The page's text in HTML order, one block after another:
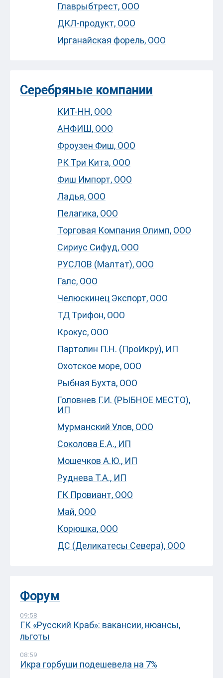
Главрыбтрест, ООО
ДКЛ-продукт, ООО
Ирганайская форель, ООО
Серебряные компании
КИТ-НН, ООО
АНФИШ, ООО
Фроузен Фиш, ООО
РК Три Кита, ООО
Фиш Импорт, ООО
Ладья, ООО
Пелагика, ООО
Торговая Компания Олимп, ООО
Сириус Сифуд, ООО
РУСЛОВ (Малтат), ООО
Галс, ООО
Челюскинец Экспорт, ООО
ТД Трифон, ООО
Крокус, ООО
Партолин П.Н. (ПроИкру), ИП
Охотское море, ООО
Рыбная Бухта, ООО
Головнев Г.И. (РЫБНОЕ МЕСТО),
ИП
Мурманский Улов, ООО
Соколова Е.А., ИП
Мошечков А.Ю., ИП
Руднева Т.А., ИП
ГК Провиант, ООО
Май, ООО
Корюшка, ООО
ДС (Деликатесы Севера), ООО
Форум
09:58
ГК «Русский Краб»: вакансии, нюансы,
льготы
08:59
Икра горбуши подешевела на 7%